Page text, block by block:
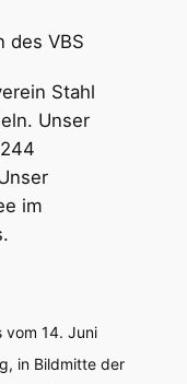
des VBS
Stahl
Unser
im
vom 14. Juni
in Bildmitte der